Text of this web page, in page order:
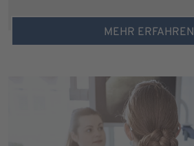
MEHR ERFAHREN